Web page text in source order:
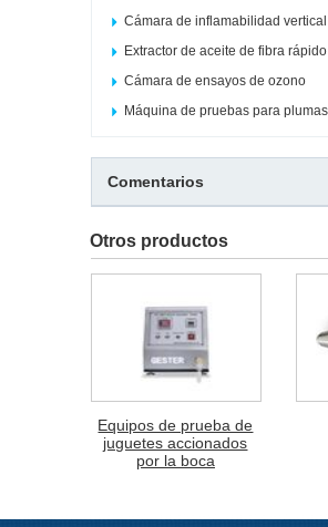
Cámara de inflamabilidad vertical
Extractor de aceite de fibra
Cámara de ensayos de ozono
Máquina de pruebas para
Comentarios
Otros productos
Equipos de prueba de
juguetes accionados
por la boca